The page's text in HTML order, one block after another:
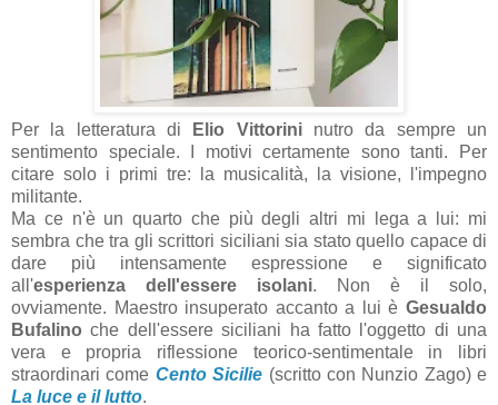
Per la letteratura di Elio Vittorininutro da sempre un
sentimento speciale. I motivi certamente sono tanti. Per
citare solo i primi tre: la musicalità, la visione, l'impegno
militante.
Ma ce n'è un quarto che più degli altri mi lega a lui: mi
sembra che tra gli scrittori siciliani sia stato quello capace di
dare più intensamente espressione e significato
all'esperienza dell'essere isolani. Non è il solo,
ovviamente. Maestro insuperato accanto a lui è Gesualdo
Bufalino che dell'essere siciliani ha fatto l'oggetto di una
vera e propria riflessione teorico-sentimentale in libri
straordinari come Cento Sicilie (scritto con Nunzio Zago) e
La luce e il lutto.